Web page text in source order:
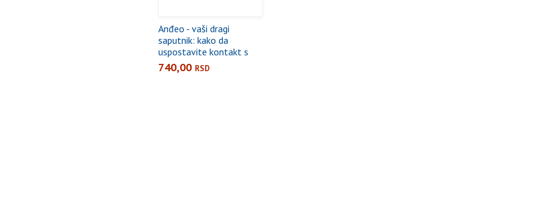
Anđeo - vaši dragi
saputnik: kako da
uspostavite kontakt s
njim
740,00 RSD